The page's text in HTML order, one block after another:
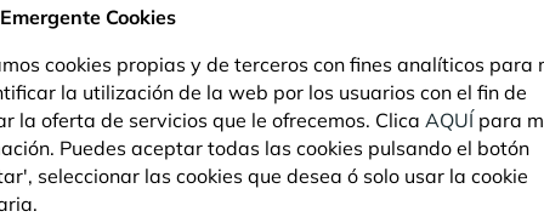
presencia de, al menos, una persona responsable del
el derecho a hacer cumplir estas normas, invitando
DE CONSERVACIÓN ZOO CÓRDOBA ES DE TODAS Y
¡CUÍDALO Y CONSÉRVALO!”
Cookies
cookies propias y de terceros con fines analíticos para
la utilización de la web por los usuarios con el fin de
la oferta de servicios que le ofrecemos. Clica AQUÍ para
Puedes aceptar todas las cookies pulsando el botón
seleccionar las cookies que desea ó solo usar la cookie